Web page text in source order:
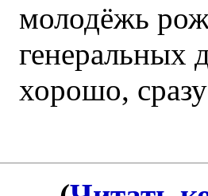
молодёжь
генеральных
хорошо,